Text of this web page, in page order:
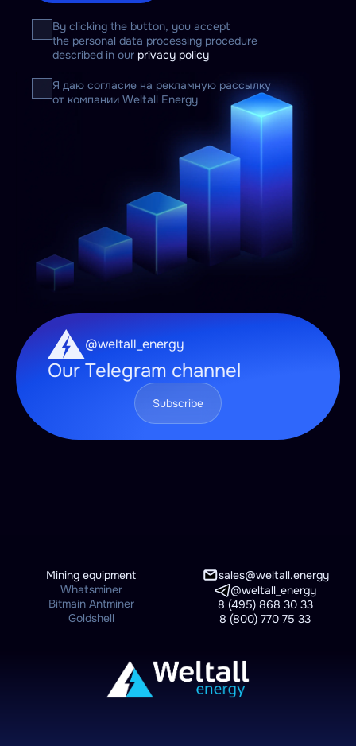
By clicking the button, you accept
the personal data processing procedure
described in our privacy policy
Я даю согласие на рекламную рассылку
от компании Weltall Energy
@weltall_energy
Our Telegram channel
Subscribe
Mining equipment
Whatsminer
Bitmain Antminer
Goldshell
sales@weltall.energy
@weltall_energy
8 (495) 868 30 33
8 (800) 770 75 33